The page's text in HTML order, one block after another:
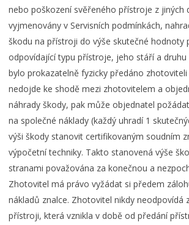
nebo poškození svěřeného přístroje z jiných
vyjmenovány v Servisních podmínkách,
škodu na přístroji do výše skutečné hodnoty
odpovídající typu přístroje, jeho stáří a druhu
bylo prokazatelně fyzicky předáno zhotoviteli
nedojde ke shodě mezi zhotovitelem a
náhrady škody, pak může objednatel
na společné náklady (každý uhradí 1
výši škody stanovit certifikovaným soudním
výpočetní techniky. Takto stanovená výše
stranami považována za konečnou a
Zhotovitel má právo vyžádat si předem
nákladů znalce. Zhotovitel nikdy neodpovídá
přístroji, která vznikla v době od předání